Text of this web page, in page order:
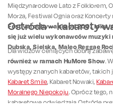
Międzynarodowe Lato z Folklorem,
Morza, Festiwal Ognia oraz Koncerty
Festival odbywa się od 2001 roku,
się już wielu wykonawców muzyki
Dubska, Sielska, Maleo Reggae
Ostróda – kabarety
Dla widzów ceniących dobrą
również w ramach HuMore Show.
występy znanych kabaretów, takich
Kabaret Smile, Kabaret Nowaki,
Moralnego Niepokoju. Oprócz tego,
kabaretowe odwiedzają Ostródę